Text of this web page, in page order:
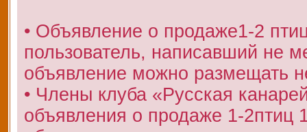
• Объявление о продаже1-2
пользователь, написавший не
объявление можно размещать
• Члены клуба «Русская
объявления о продаже 1-